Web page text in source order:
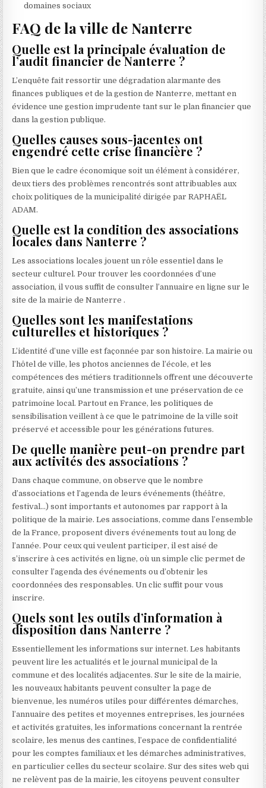
domaines sociaux
FAQ de la ville de Nanterre
Quelle est la principale évaluation de
l’audit financier de Nanterre ?
L’enquête fait ressortir une dégradation alarmante des
finances publiques et de la gestion de Nanterre, mettant en
évidence une gestion imprudente tant sur le plan financier que
dans la gestion publique.
Quelles causes sous-jacentes ont
engendré cette crise financière ?
Bien que le cadre économique soit un élément à considérer,
deux tiers des problèmes rencontrés sont attribuables aux
choix politiques de la municipalité dirigée par RAPHAËL
ADAM.
Quelle est la condition des associations
locales dans Nanterre ?
Les associations locales jouent un rôle essentiel dans le
secteur culturel. Pour trouver les coordonnées d’une
association, il vous suffit de consulter l’annuaire en ligne sur le
site de la mairie de Nanterre .
Quelles sont les manifestations
culturelles et historiques ?
L’identité d’une ville est façonnée par son histoire. La mairie ou
l’hôtel de ville, les photos anciennes de l’école, et les
compétences des métiers traditionnels offrent une découverte
gratuite, ainsi qu’une transmission et une préservation de ce
patrimoine local. Partout en France, les politiques de
sensibilisation veillent à ce que le patrimoine de la ville soit
préservé et accessible pour les générations futures.
De quelle manière peut-on prendre part
aux activités des associations ?
Dans chaque commune, on observe que le nombre
d’associations et l’agenda de leurs événements (théâtre,
festival…) sont importants et autonomes par rapport à la
politique de la mairie. Les associations, comme dans l’ensemble
de la France, proposent divers événements tout au long de
l’année. Pour ceux qui veulent participer, il est aisé de
s’inscrire à ces activités en ligne, où un simple clic permet de
consulter l’agenda des événements ou d’obtenir les
coordonnées des responsables. Un clic suffit pour vous
inscrire.
Quels sont les outils d’information à
disposition dans Nanterre ?
Essentiellement les informations sur internet. Les habitants
peuvent lire les actualités et le journal municipal de la
commune et des localités adjacentes. Sur le site de la mairie,
les nouveaux habitants peuvent consulter la page de
bienvenue, les numéros utiles pour différentes démarches,
l’annuaire des petites et moyennes entreprises, les journées
et activités gratuites, les informations concernant la rentrée
scolaire, les menus des cantines, l’espace de confidentialité
pour les comptes familiaux et les démarches administratives,
en particulier celles du secteur scolaire. Sur des sites web qui
ne relèvent pas de la mairie, les citoyens peuvent consulter